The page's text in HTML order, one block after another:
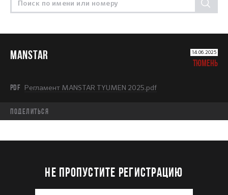
MANSTAR 14.06.2025
ТЮМЕНЬ
PDF Регламент MANSTAR TYUMEN 2025.pdf
Поделиться
НЕ ПРОПУСТИТЕ РЕГИСТРАЦИЮ